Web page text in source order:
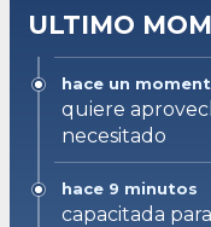
ULTIMO
hace un
quiere
necesitado
hace 9 minutos
capacitada